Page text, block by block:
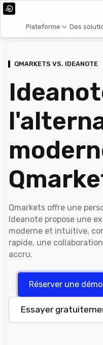
Plateforme Des
QMARKETS VS. IDEANOTE
Qmarkets offre une
Ideanote propose une
moderne et intuitive,
rapide, une
accru.
Réserver une démo
Essayer